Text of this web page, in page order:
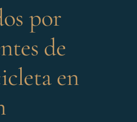
por
de
en